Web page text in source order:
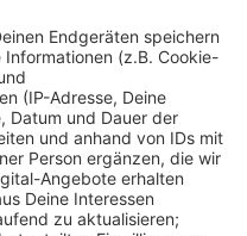
aufnehmen
die Schule unter
eine Mensa.
also demnächst